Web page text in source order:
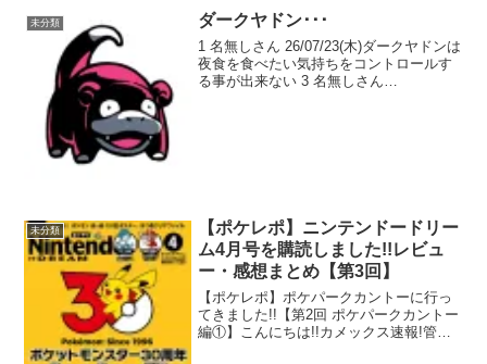
未分類 ダークヤドン･･･
1 名無しさん 26/07/23(木)ダークヤドンは
夜食を食べたい気持ちをコントロールす
る事が出来ない 3 名無しさん
未分類
【ポケレポ】ニンテンドードリー
ム4月号を購読しました!!レビュ
ー・感想まとめ【第3回】
【ポケレポ】ポケパークカントーに行っ
てきました!!【第2回 ポケパークカントー
編①】こんにちは!!カメックス速報!管理